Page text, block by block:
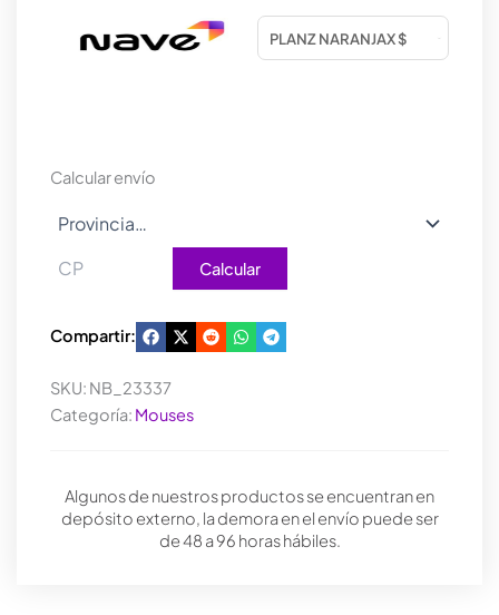
Calcular envío
Calcular
Compartir:
SKU: NB_23337
Categoría: Mouses
Algunos de nuestros productos se encuentran en
depósito externo, la demora en el envío puede ser
de 48 a 96 horas hábiles.